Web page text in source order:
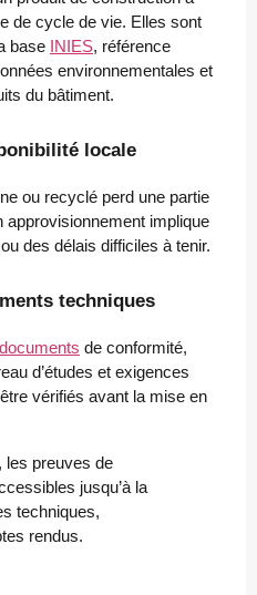
de cycle de vie. Elles sont
base
INIES, référence
environnementales et
du bâtiment.
locale
ou recyclé perd une partie
approvisionnement implique
des délais difficiles à tenir.
techniques
documents de conformité,
d’études et exigences
vérifiés avant la mise en
les preuves de
jusqu’à la
techniques,
rendus.